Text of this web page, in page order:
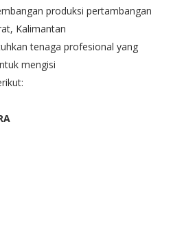
produksi pertambangan
Kalimantan
tenaga profesional yang
mengisi